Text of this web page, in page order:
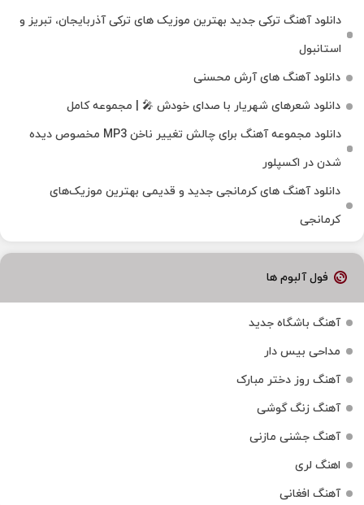
دانلود آهنگ ترکی جدید بهترین موزیک‌ های ترکی آذربایجان، تبریز و
استانبول
دانلود آهنگ های آرش محسنی
دانلود شعرهای شهریار با صدای خودش 🎤 | مجموعه کامل
دانلود مجموعه آهنگ برای چالش تغییر ناخن MP3 مخصوص دیده
شدن در اکسپلور
دانلود آهنگ‌ های کرمانجی جدید و قدیمی بهترین موزیک‌های
کرمانجی
فول آلبوم ها
آهنگ باشگاه جدید
مداحی بیس دار
آهنگ روز دختر مبارک
آهنگ زنگ گوشی
آهنگ جشنی مازنی
اهنگ لری
آهنگ افغانی